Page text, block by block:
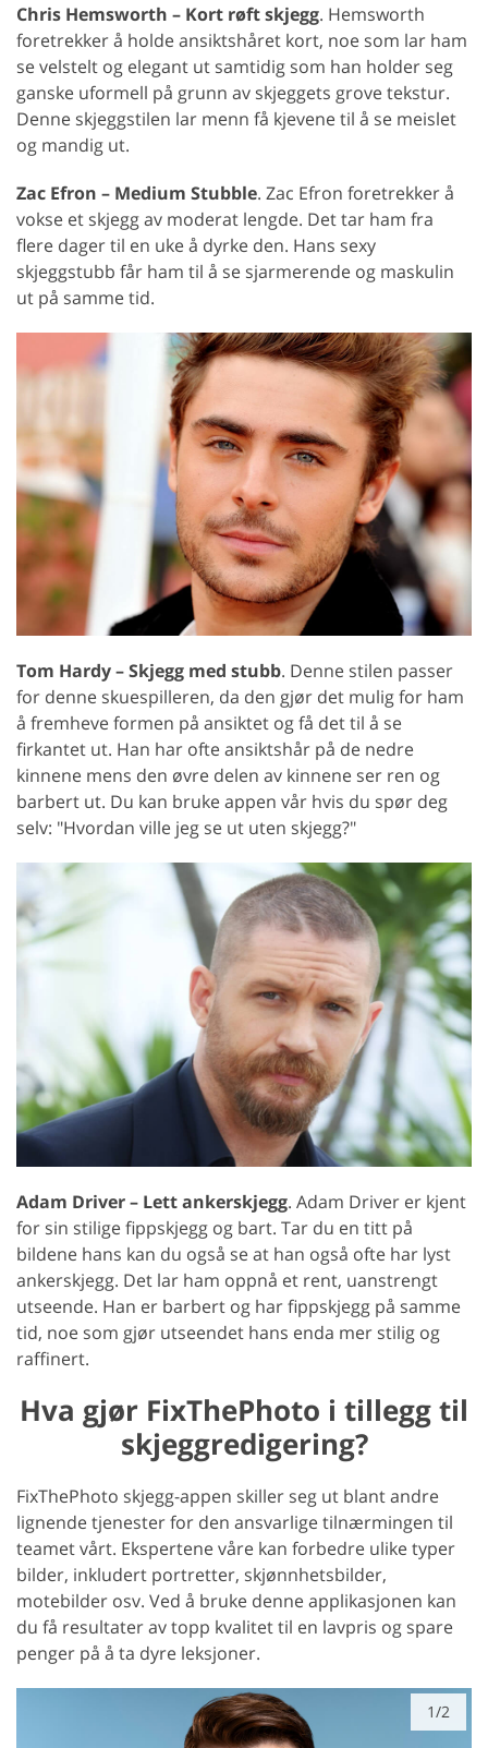
Chris Hemsworth – Kort røft skjegg. Hemsworth
foretrekker å holde ansiktshåret kort, noe som lar ham
se velstelt og elegant ut samtidig som han holder seg
ganske uformell på grunn av skjeggets grove tekstur.
Denne skjeggstilen lar menn få kjevene til å se meislet
og mandig ut.
Zac Efron – Medium Stubble. Zac Efron foretrekker å
vokse et skjegg av moderat lengde. Det tar ham fra
flere dager til en uke å dyrke den. Hans sexy
skjeggstubb får ham til å se sjarmerende og maskulin
ut på samme tid.
Tom Hardy – Skjegg med stubb. Denne stilen passer
for denne skuespilleren, da den gjør det mulig for ham
å fremheve formen på ansiktet og få det til å se
firkantet ut. Han har ofte ansiktshår på de nedre
kinnene mens den øvre delen av kinnene ser ren og
barbert ut. Du kan bruke appen vår hvis du spør deg
selv: "Hvordan ville jeg se ut uten skjegg?"
Adam Driver – Lett ankerskjegg. Adam Driver er kjent
for sin stilige fippskjegg og bart. Tar du en titt på
bildene hans kan du også se at han også ofte har lyst
ankerskjegg. Det lar ham oppnå et rent, uanstrengt
utseende. Han er barbert og har fippskjegg på samme
tid, noe som gjør utseendet hans enda mer stilig og
raffinert.
Hva gjør FixThePhoto i tillegg til
skjeggredigering?
FixThePhoto skjegg-appen skiller seg ut blant andre
lignende tjenester for den ansvarlige tilnærmingen til
teamet vårt. Ekspertene våre kan forbedre ulike typer
bilder, inkludert portretter, skjønnhetsbilder,
motebilder osv. Ved å bruke denne applikasjonen kan
du få resultater av topp kvalitet til en lavpris og spare
penger på å ta dyre leksjoner.
1/2